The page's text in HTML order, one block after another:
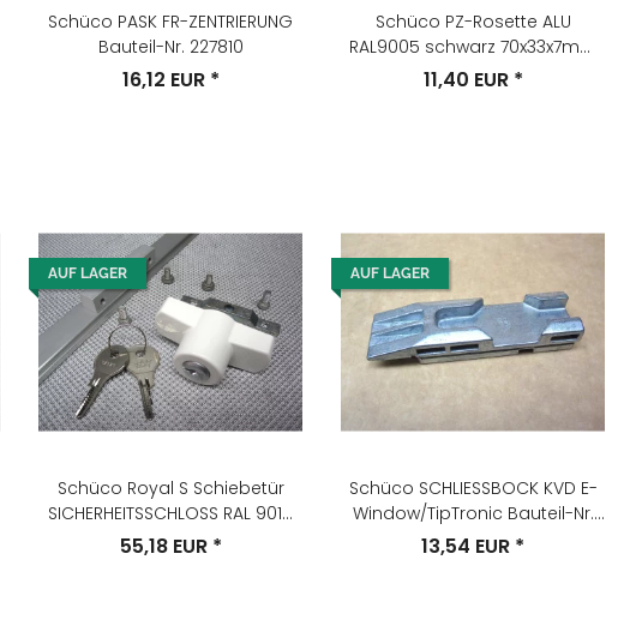
Schüco PASK FR-ZENTRIERUNG
Bauteil-Nr. 227810
16,12 EUR *
Schüco PZ-Rosette ALU
RAL9005 schwarz 70x33x7mm
Nr. 227652
11,40 EUR *
AUF LAGER
Schüco Royal S Schiebetür
SICHERHEITSSCHLOSS RAL 9010
Schlüssel-Nr. 12123
55,18 EUR *
AUF LAGER
Schüco SCHLIESSBOCK KVD E-
Window/TipTronic Bauteil-Nr.
227309
13,54 EUR *